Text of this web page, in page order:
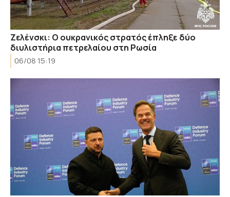
Ζελένσκι: Ο ουκρανικός στρατός έπληξε δύο
διυλιστήρια πετρελαίου στη Ρωσία
06/08 15:19